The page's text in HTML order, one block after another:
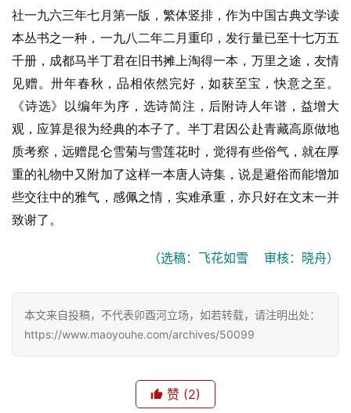
题
更
多
社一九六三年七月第一版，繁体竖排，作为中国古典文学读
本丛书之一种，一九八二年二月重印，发行量已至十七万五
千册，成都马半丁君在旧书摊上淘得一本，万里之途，友情
见赠。卅年春秋，品相依然完好，如获至宝，快意之至。
《诗选》以编年为序，选诗简注，后附诗人年谱，益增大
观，应算是很为经典的本子了。半丁君因公赴青藏高原做地
质考察，远赠昆仑雪菊与雪莲花时，觉得有些俗气，就在厚
重的礼物中又附加了这样一本唐人诗集，说是避俗而能增加
些交往中的雅气，感佩之情，实难承重，亦只好在文末一并
致谢了。
（选稿：飞花如雪    审核：晓舟）
本文来自投稿，不代表卯酉河立场，如若转载，请注明出处：
https://www.maoyouhe.com/archives/50099
赞 (2)